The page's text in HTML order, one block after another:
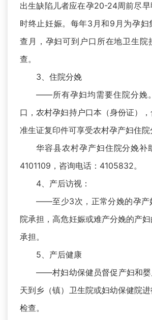
出生缺陷儿者应在孕20-24周前尽
时终止妊娠。每年3月和9月为孕妇
查月，孕妇可到户口所在地卫生院
查。
3、住院分娩
——所有孕妇均需要住院分娩
口，农村孕妇持户口本（身份证），
准生证复印件可享受农村孕产妇住院
华容县农村孕产妇住院分娩补
4101109，咨询电话：4105832。
4、产后访视：
——至少3次，正常分娩的孕产
院承担，高危妊娠或难产分娩的产
承担。
5、产后健康
——村妇幼保健员督促产妇和
天到乡（镇）卫生院或妇幼保健院
检查。